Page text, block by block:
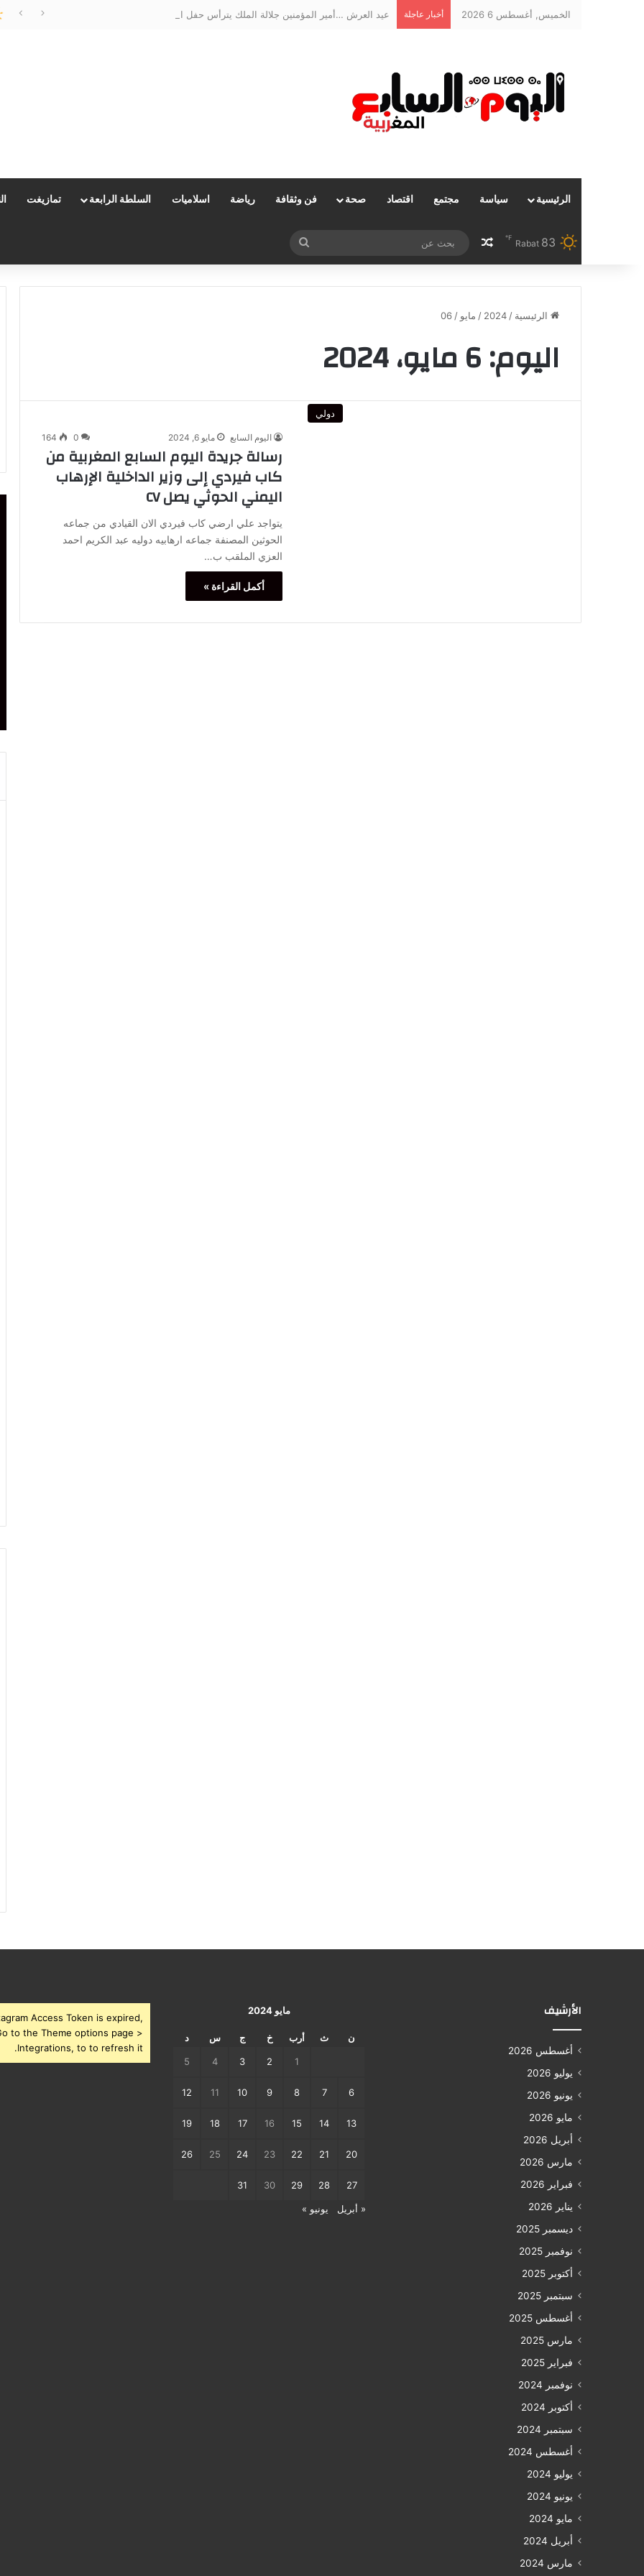
الخميس, أغسطس 6 2026 أخبار عاجلة عيد العرش …أمير المؤمنين جلالة الملك يترأس حفل الولاء بالقصر الملكي بتطوان
الرئيسية سياسة مجتمع اقتصاد صحة فن وثقافة رياضة اسلاميات السلطة الرابعة تمازيغت
Rabat 83
℉ مقال عشوائي
عن
الرئيسية /
2024
/ مايو /
06
اليوم:6 مايو، 2024
دولي
اليوم السابع مايو 6, 2024 0
164
رسالة جريدة اليوم السابع المغربية من
كاب فيردي إلى وزير الداخلية الإرهاب
اليمني الحوثي يصل CV
يتواجد علي ارضي كاب فيردي الان القيادي من جماعه
الحوثين المصنفة جماعه ارهابيه دوليه عبد الكريم احمد
العزي الملقب ب…
أكمل القراءة »
الأرشيف
أغسطس 2026
يوليو 2026
يونيو 2026
مايو 2026
أبريل 2026
مارس 2026
فبراير 2026
يناير 2026
ديسمبر 2025
نوفمبر 2025
أكتوبر 2025
سبتمبر 2025
أغسطس 2025
مارس 2025
فبراير 2025
نوفمبر 2024
أكتوبر 2024
سبتمبر 2024
أغسطس 2024
يوليو 2024
يونيو 2024
مايو 2024
أبريل 2024
مارس 2024
مايو 2024
ن ث أرب خ ج س د
1
2
3
4
5
6
7
8
9
10
11
12
13
14
15
16
17
18
19
20
21
22
23
24
25
26
27
28
29
30
31
« أبريل يونيو »
Access Token is expired,
to the Theme options page >
Integrations, to to refresh it.